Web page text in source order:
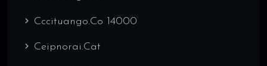
Cccituango.co 14000
Ceipnorai.cat